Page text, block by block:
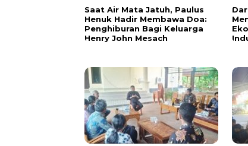
Saat Air Mata Jatuh, Paulus
Henuk Hadir Membawa Doa:
Penghiburan Bagi Keluarga
Henry John Mesach